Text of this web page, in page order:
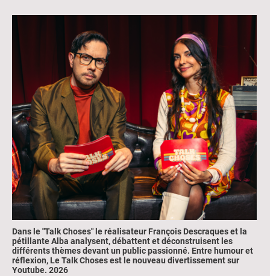
Dans le "Talk Choses" le réalisateur François Descraqueset la
pétillanteAlba analysent, débattent et déconstruisent les
différents thèmes devant un public passionné. Entre humour et
réflexion, Le Talk Choses est le nouveau divertissement sur
Youtube. 2026